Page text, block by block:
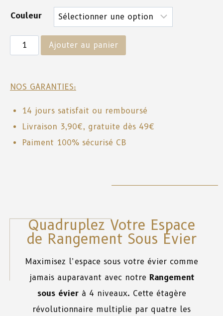
Couleur
Ajouter au panier
NOS GARANTIES:
14 jours satisfait ou remboursé
Livraison 3,90€, gratuite dès 49€
Paiment 100% sécurisé CB
Quadruplez Votre Espace
de Rangement Sous Évier
Maximisez l’espace sous votre évier comme
jamais auparavant avec notre Rangement
sous évierà 4 niveaux. Cette étagère
révolutionnaire multiplie par quatre les